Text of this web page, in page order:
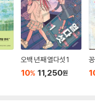
오백 년째 열다섯 1
10% 11,250원